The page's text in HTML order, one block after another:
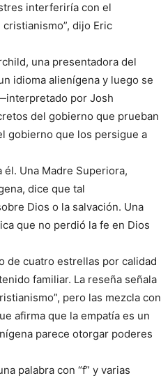
interferiría con el
dijo Eric
una presentadora del
idioma alienígena y luego se
por Josh
del gobierno que prueban
gobierno que los persigue a
Una Madre Superiora,
dice que tal
Dios o la salvación. Una
que no perdió la fe en Dios
de cuatro estrellas por calidad
familiar. La reseña señala
pero las mezcla con
afirma que la empatía es un
parece otorgar poderes
palabra con “f” y varias